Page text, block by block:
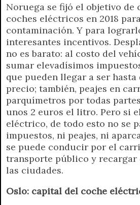
Noruega se fijó el objetivo de
coches eléctricos en 2018
contaminación. Y para
interesantes incentivos.
no es barato: al costo del
sumar elevadísimos
que pueden llegar a ser hasta
precio; también, peajes en
parquímetros por todas
unos 2 euros el litro. Pero si
eléctrico, de todo esto no se
impuestos, ni peajes, ni
se puede conducir por el
transporte público y recargar
las ciudades.
Oslo: capital del coche